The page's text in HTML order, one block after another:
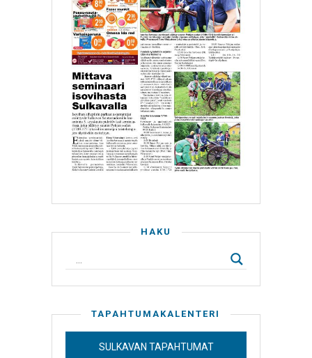
HAKU
TAPAHTUMAKALENTERI
SULKAVAN TAPAHTUMAT